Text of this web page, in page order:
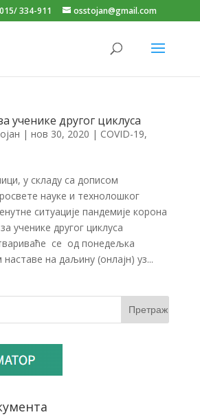
334-911 osstojan@gmail.com
ученике другог циклуса
| нов 30, 2020 | COVID-19,
у складу са дописом
науке и технолошког
ситуације пандемије корона
ученике другог циклуса
се од понедељка
наставе на даљину (онлајн) уз...